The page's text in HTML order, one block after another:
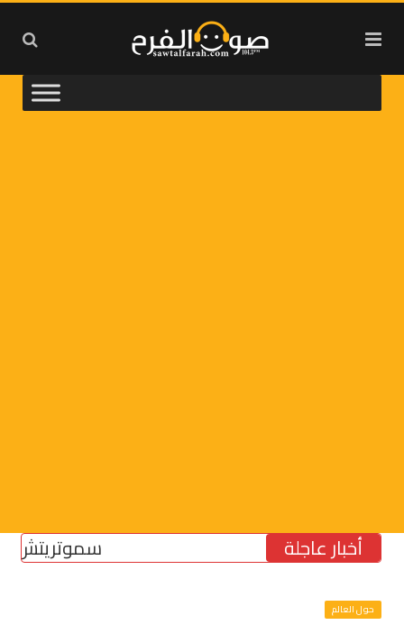
أخبار عاجلة سموتريتش:
حول العالم